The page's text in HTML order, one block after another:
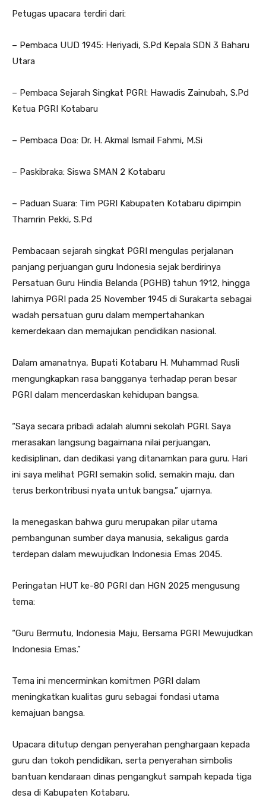
Petugas upacara terdiri dari:
– Pembaca UUD 1945: Heriyadi, S.Pd Kepala SDN 3 Baharu
Utara
– Pembaca Sejarah Singkat PGRI: Hawadis Zainubah, S.Pd
Ketua PGRI Kotabaru
– Pembaca Doa: Dr. H. Akmal Ismail Fahmi, M.Si
– Paskibraka: Siswa SMAN 2 Kotabaru
– Paduan Suara: Tim PGRI Kabupaten Kotabaru dipimpin
Thamrin Pekki, S.Pd
Pembacaan sejarah singkat PGRI mengulas perjalanan
panjang perjuangan guru Indonesia sejak berdirinya
Persatuan Guru Hindia Belanda (PGHB) tahun 1912, hingga
lahirnya PGRI pada 25 November 1945 di Surakarta sebagai
wadah persatuan guru dalam mempertahankan
kemerdekaan dan memajukan pendidikan nasional.
Dalam amanatnya, Bupati Kotabaru H. Muhammad Rusli
mengungkapkan rasa bangganya terhadap peran besar
PGRI dalam mencerdaskan kehidupan bangsa.
“Saya secara pribadi adalah alumni sekolah PGRI. Saya
merasakan langsung bagaimana nilai perjuangan,
kedisiplinan, dan dedikasi yang ditanamkan para guru. Hari
ini saya melihat PGRI semakin solid, semakin maju, dan
terus berkontribusi nyata untuk bangsa,” ujarnya.
Ia menegaskan bahwa guru merupakan pilar utama
pembangunan sumber daya manusia, sekaligus garda
terdepan dalam mewujudkan Indonesia Emas 2045.
Peringatan HUT ke-80 PGRI dan HGN 2025 mengusung
tema:
“Guru Bermutu, Indonesia Maju, Bersama PGRI Mewujudkan
Indonesia Emas.”
Tema ini mencerminkan komitmen PGRI dalam
meningkatkan kualitas guru sebagai fondasi utama
kemajuan bangsa.
Upacara ditutup dengan penyerahan penghargaan kepada
guru dan tokoh pendidikan, serta penyerahan simbolis
bantuan kendaraan dinas pengangkut sampah kepada tiga
desa di Kabupaten Kotabaru.